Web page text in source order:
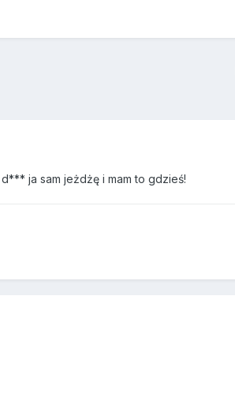
ja sam jeżdżę i mam to gdzieś!